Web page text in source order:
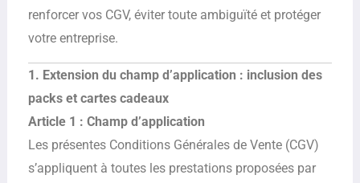
renforcer vos CGV, éviter toute ambiguïté et protéger
votre entreprise.
1. Extension du champ d’application : inclusion des
packs et cartes cadeaux
Article 1 : Champ d’application
Les présentes Conditions Générales de Vente (CGV)
s’appliquent à toutes les prestations proposées par